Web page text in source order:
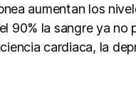
aumentan los
90% la sangre ya
cardiaca, la